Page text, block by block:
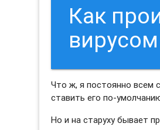
Как
вирусом
Что ж, я постоянно всем
ставить его по-
Но и на старуху бывает